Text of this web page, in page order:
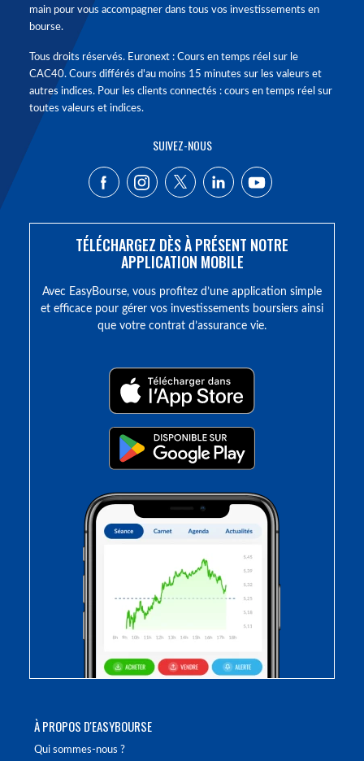
À PROPOS D'EASYBOURSE
Qui sommes-nous ?
main pour vous accompagner dans tous vos investissements en
bourse.
Tous droits réservés. Euronext : Cours en temps réel sur le
CAC40. Cours différés d'au moins 15 minutes sur les valeurs et
autres indices. Pour les clients connectés : cours en temps réel sur
toutes valeurs et indices.
SUIVEZ-NOUS
TÉLÉCHARGEZ DÈS À PRÉSENT NOTRE
APPLICATION MOBILE
Avec EasyBourse, vous profitez d’une application simple
et efficace pour gérer vos investissements boursiers ainsi
que votre contrat d’assurance vie.